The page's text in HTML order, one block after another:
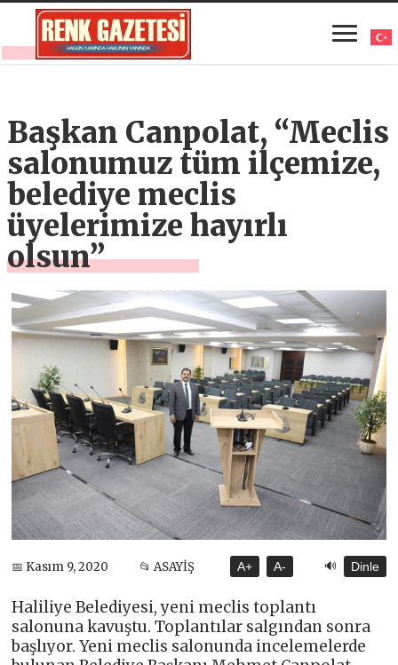
Başkan Canpolat, “Meclis
salonumuz tüm ilçemize,
belediye meclis
üyelerimize hayırlı
olsun”
📅 Kasım 9, 2020 📂 ASAYİŞ A+ A- 🔊 Dinle
Haliliye Belediyesi, yeni meclis toplantı
salonuna kavuştu. Toplantılar salgından sonra
başlıyor. Yeni meclis salonunda incelemelerde